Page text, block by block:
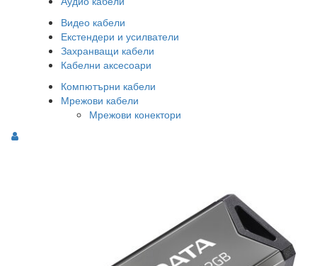
Видео кабели
Екстендери и усилватели
Захранващи кабели
Кабелни аксесоари
Компютърни кабели
Мрежови кабели
Мрежови конектори